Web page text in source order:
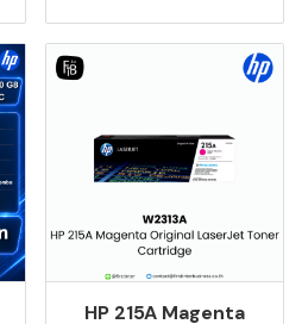
HP 215A Magenta